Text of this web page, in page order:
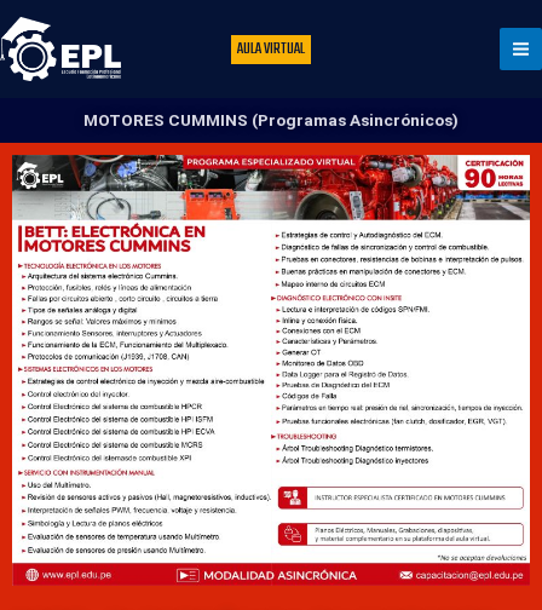
al
contenido
AULA VIRTUAL
MOTORES CUMMINS (Programas Asincrónicos)